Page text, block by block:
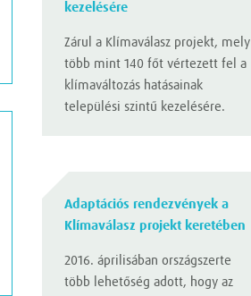
kezelésére
Zárul a Klímaválasz projekt, mely
több mint 140 főt vértezett fel a
klímaváltozás hatásainak
települési szintű kezelésére.
Adaptációs rendezvények a
Klímaválasz projekt keretében
2016. áprilisában országszerte
több lehetőség adott, hogy az